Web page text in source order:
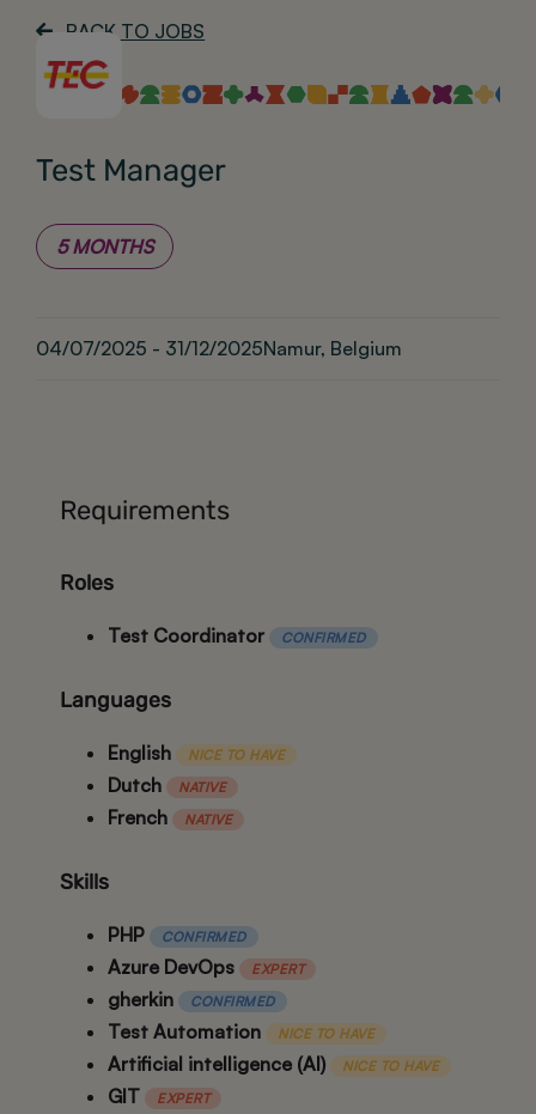
About
BACK TO JOBS
Test Manager
5 MONTHS
04/07/2025 - 31/12/2025Namur, Belgium
Requirements
Roles
Test Coordinator CONFIRMED
Languages
English NICE TO HAVE
Dutch NATIVE
French NATIVE
Skills
PHP CONFIRMED
Azure DevOps EXPERT
gherkin CONFIRMED
Test Automation NICE TO HAVE
Artificial intelligence (AI) NICE TO HAVE
GIT EXPERT